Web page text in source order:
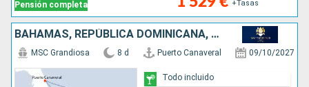
Pensión completa +Tasas
BAHAMAS, REPÚBLICA DOMINICANA, ESTADOS UNIDOS
MSC Grandiosa 8 d Puerto Canaveral 09/10/2027
Todo incluido